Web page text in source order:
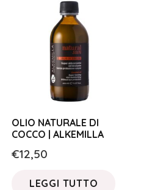
OLIO NATURALE DI
COCCO | ALKEMILLA
€12,50
LEGGI TUTTO